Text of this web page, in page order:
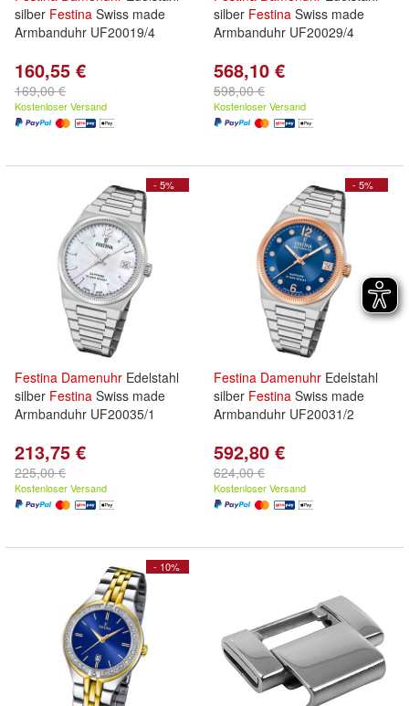
silber Festina Swiss made
Armbanduhr UF20019/4
160,55 €
169,00 €
Kostenloser Versand
silber Festina Swiss made
Armbanduhr UF20029/4
568,10 €
598,00 €
Kostenloser Versand
- 5%
Festina Damenuhr Edelstahl
silber Festina Swiss made
Armbanduhr UF20035/1
213,75 €
225,00 €
Kostenloser Versand
- 5%
Festina Damenuhr Edelstahl
silber Festina Swiss made
Armbanduhr UF20031/2
592,80 €
624,00 €
Kostenloser Versand
- 10%